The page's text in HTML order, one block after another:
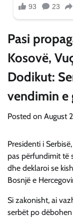
Pasi
Kosovë,
Dodikut:
vendimin e
Posted on August
Presidenti i
pas përfundimit të
dhe deklaroi se
Bosnjë e
Si zakonisht, ai
serbët po